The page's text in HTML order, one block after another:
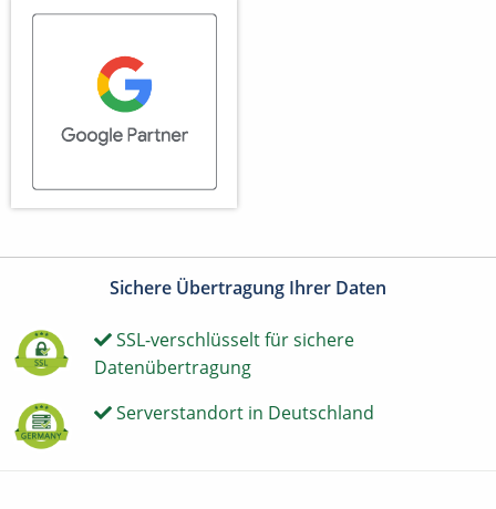
Sichere Übertragung Ihrer Daten
SSL-verschlüsselt für sichere
Datenübertragung
Serverstandort in Deutschland